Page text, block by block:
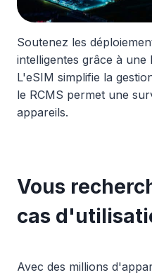
Soutenez les
intelligentes grâce à une
L'eSIM simplifie la
le RCMS permet une
appareils.
Vous
cas
Avec des millions